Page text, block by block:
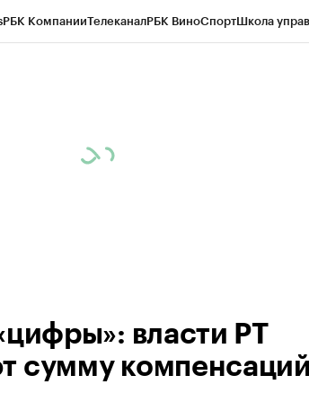
РБК КомпанииТелеканалРБК ВиноСпортШкола
власти РТ
сумму компенсаций